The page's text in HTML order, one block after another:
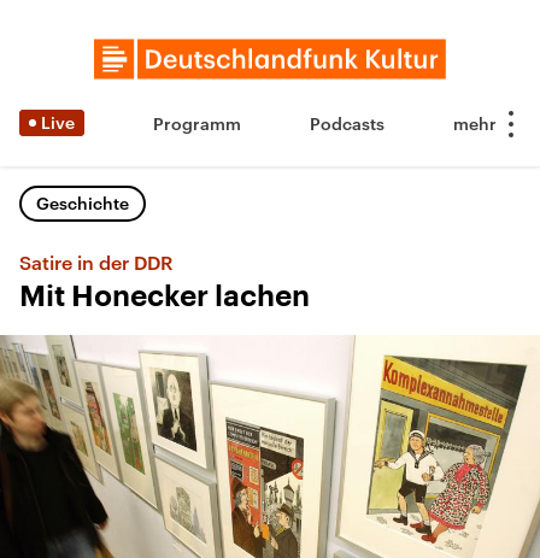
Live Programm Podcasts
Geschichte
Satire in der DDR
Mit Honecker lachen